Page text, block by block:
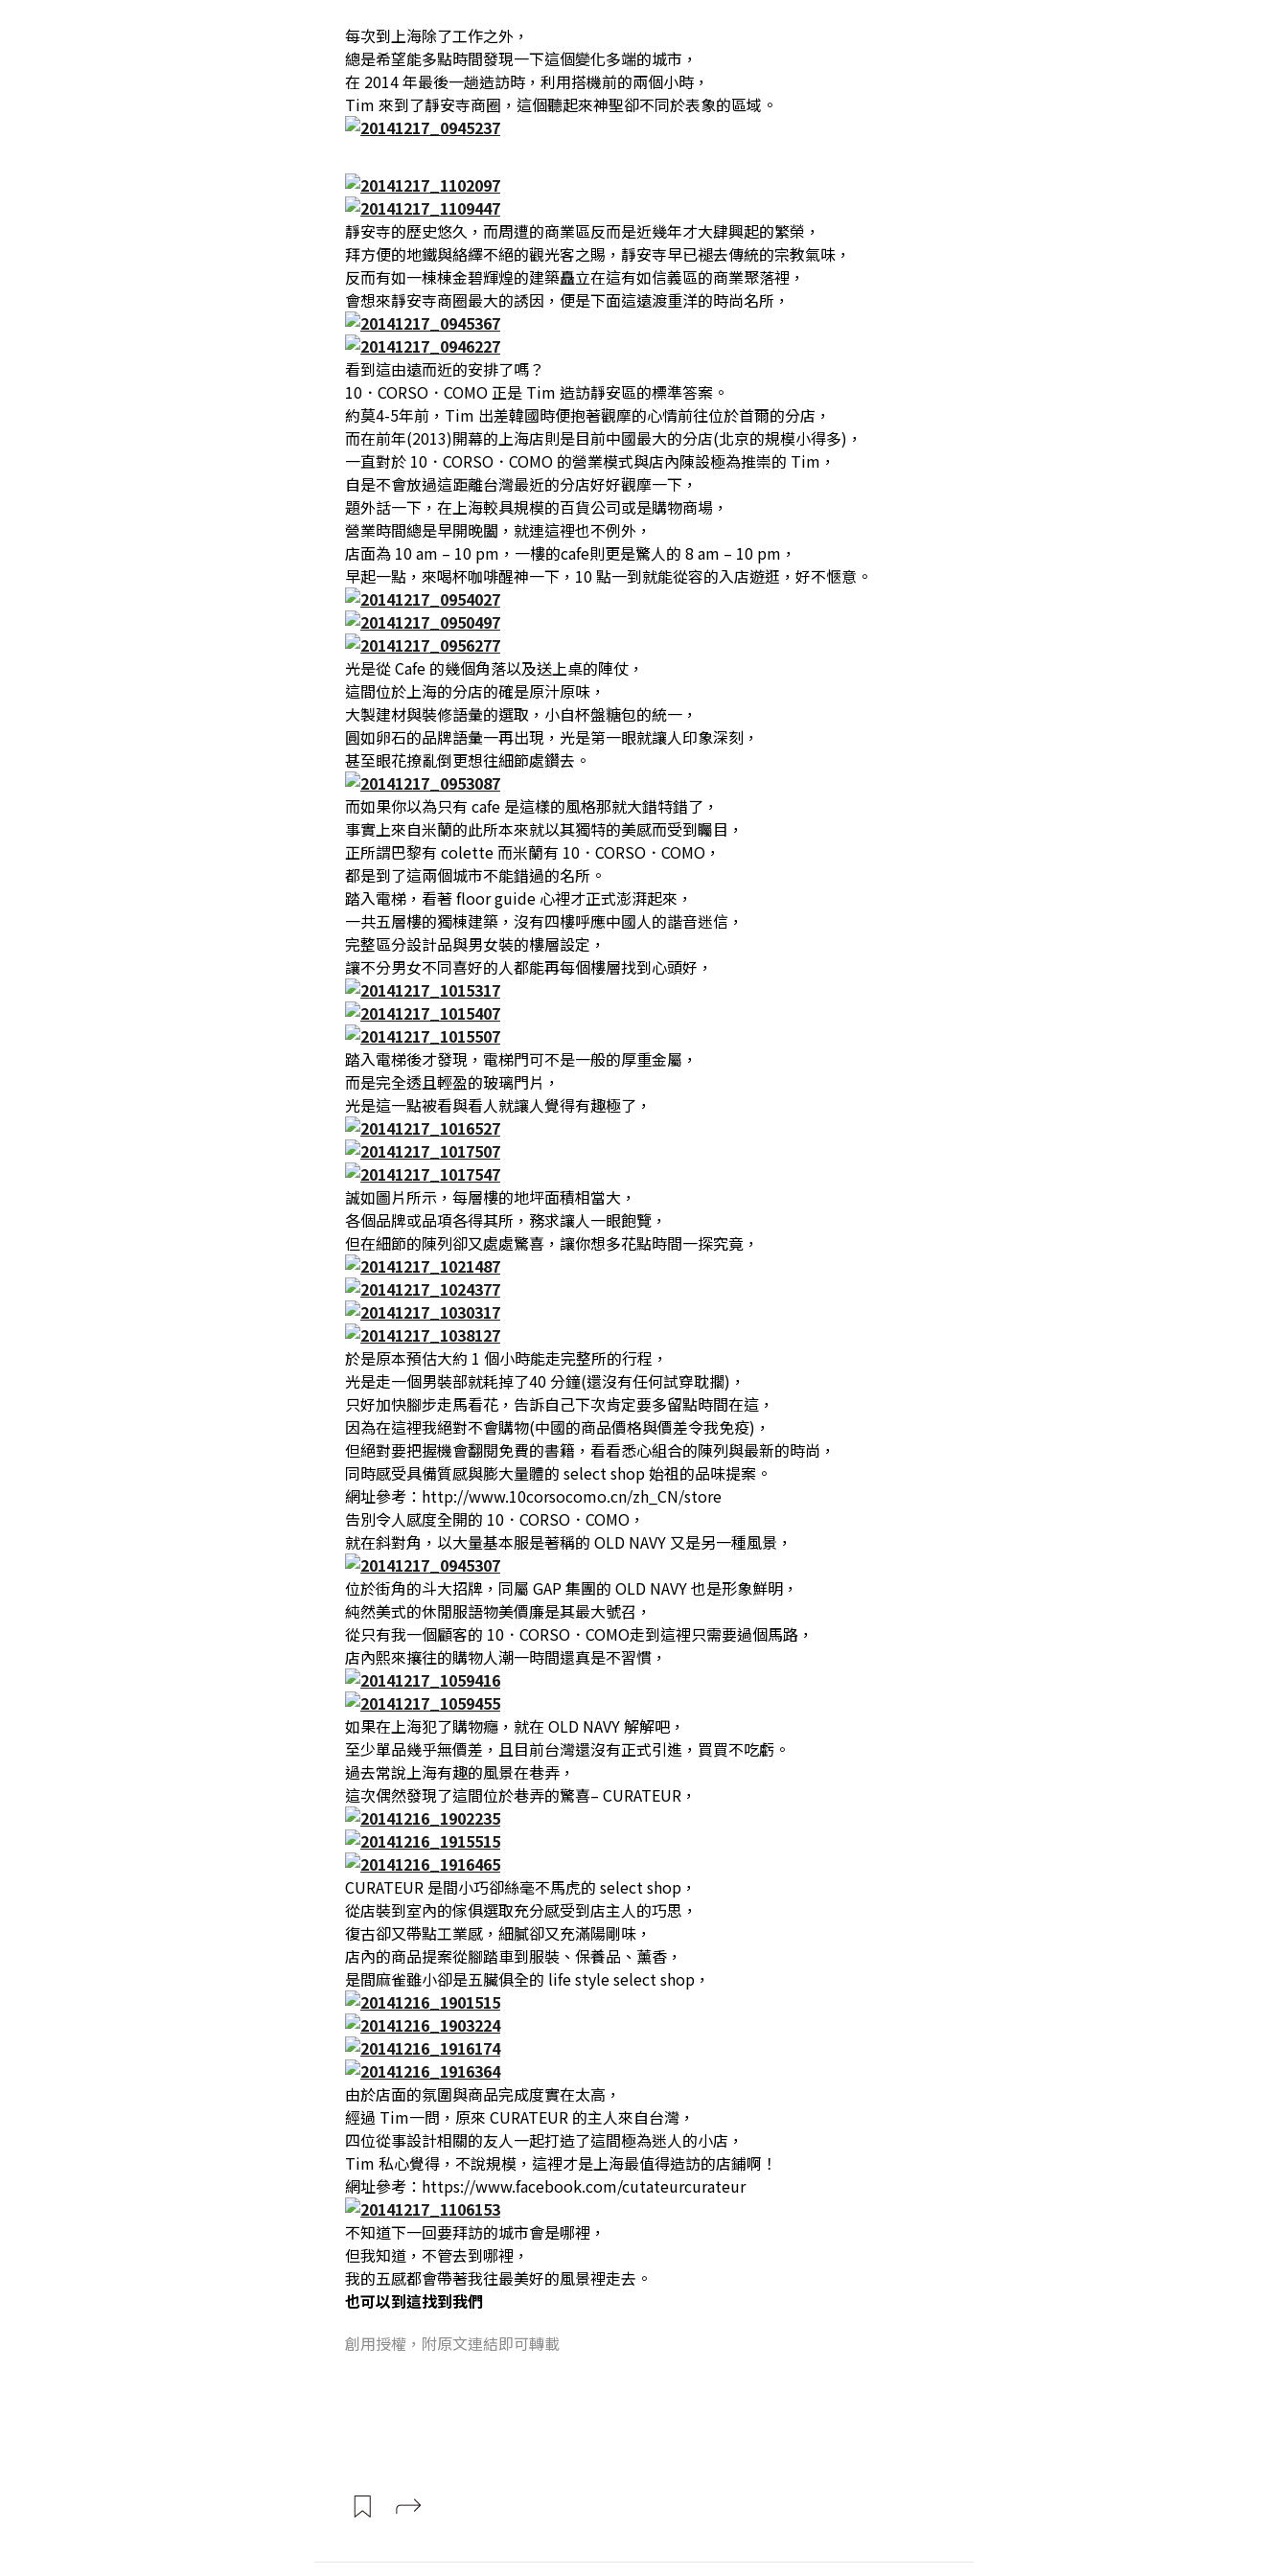
每次到上海除了工作之外，
總是希望能多點時間發現一下這個變化多端的城市，
在 2014 年最後一趟造訪時，利用搭機前的兩個小時，
Tim 來到了靜安寺商圈，這個聽起來神聖卻不同於表象的區域。
靜安寺的歷史悠久，而周遭的商業區反而是近幾年才大肆興起的繁榮，
拜方便的地鐵與絡繹不絕的觀光客之賜，靜安寺早已褪去傳統的宗教氣味，
反而有如一棟棟金碧輝煌的建築矗立在這有如信義區的商業聚落裡，
會想來靜安寺商圈最大的誘因，便是下面這遠渡重洋的時尚名所，
看到這由遠而近的安排了嗎？
10．CORSO．COMO 正是 Tim 造訪靜安區的標準答案。
約莫4-5年前，Tim 出差韓國時便抱著觀摩的心情前往位於首爾的分店，
而在前年(2013)開幕的上海店則是目前中國最大的分店(北京的規模小得多)，
一直對於 10．CORSO．COMO 的營業模式與店內陳設極為推崇的 Tim，
自是不會放過這距離台灣最近的分店好好觀摩一下，
題外話一下，在上海較具規模的百貨公司或是購物商場，
營業時間總是早開晚闔，就連這裡也不例外，
店面為 10 am – 10 pm，一樓的cafe則更是驚人的 8 am – 10 pm，
早起一點，來喝杯咖啡醒神一下，10 點一到就能從容的入店遊逛，好不愜意。
光是從 Cafe 的幾個角落以及送上桌的陣仗，
這間位於上海的分店的確是原汁原味，
大製建材與裝修語彙的選取，小自杯盤糖包的統一，
圓如卵石的品牌語彙一再出現，光是第一眼就讓人印象深刻，
甚至眼花撩亂倒更想往細節處鑽去。
而如果你以為只有 cafe 是這樣的風格那就大錯特錯了，
事實上來自米蘭的此所本來就以其獨特的美感而受到矚目，
正所謂巴黎有 colette 而米蘭有 10．CORSO．COMO，
都是到了這兩個城市不能錯過的名所。
踏入電梯，看著 floor guide 心裡才正式澎湃起來，
一共五層樓的獨棟建築，沒有四樓呼應中國人的諧音迷信，
完整區分設計品與男女裝的樓層設定，
讓不分男女不同喜好的人都能再每個樓層找到心頭好，
踏入電梯後才發現，電梯門可不是一般的厚重金屬，
而是完全透且輕盈的玻璃門片，
光是這一點被看與看人就讓人覺得有趣極了，
誠如圖片所示，每層樓的地坪面積相當大，
各個品牌或品項各得其所，務求讓人一眼飽覽，
但在細節的陳列卻又處處驚喜，讓你想多花點時間一探究竟，
於是原本預估大約 1 個小時能走完整所的行程，
光是走一個男裝部就耗掉了40 分鐘(還沒有任何試穿耽擱)，
只好加快腳步走馬看花，告訴自己下次肯定要多留點時間在這，
因為在這裡我絕對不會購物(中國的商品價格與價差令我免疫)，
但絕對要把握機會翻閱免費的書籍，看看悉心組合的陳列與最新的時尚，
同時感受具備質感與膨大量體的 select shop 始祖的品味提案。
網址參考：http://www.10corsocomo.cn/zh_CN/store
告別令人感度全開的 10．CORSO．COMO，
就在斜對角，以大量基本服是著稱的 OLD NAVY 又是另一種風景，
位於街角的斗大招牌，同屬 GAP 集團的 OLD NAVY 也是形象鮮明，
純然美式的休閒服語物美價廉是其最大號召，
從只有我一個顧客的 10．CORSO．COMO走到這裡只需要過個馬路，
店內熙來攘往的購物人潮一時間還真是不習慣，
如果在上海犯了購物癮，就在 OLD NAVY 解解吧，
至少單品幾乎無價差，且目前台灣還沒有正式引進，買買不吃虧。
過去常說上海有趣的風景在巷弄，
這次偶然發現了這間位於巷弄的驚喜– CURATEUR，
CURATEUR 是間小巧卻絲毫不馬虎的 select shop，
從店裝到室內的傢俱選取充分感受到店主人的巧思，
復古卻又帶點工業感，細膩卻又充滿陽剛味，
店內的商品提案從腳踏車到服裝、保養品、薰香，
是間麻雀雖小卻是五臟俱全的 life style select shop，
由於店面的氛圍與商品完成度實在太高，
經過 Tim一問，原來 CURATEUR 的主人來自台灣，
四位從事設計相關的友人一起打造了這間極為迷人的小店，
Tim 私心覺得，不說規模，這裡才是上海最值得造訪的店鋪啊！
網址參考：https://www.facebook.com/cutateurcurateur
不知道下一回要拜訪的城市會是哪裡，
但我知道，不管去到哪裡，
我的五感都會帶著我往最美好的風景裡走去。
也可以到這找到我們
創用授權，附原文連結即可轉載